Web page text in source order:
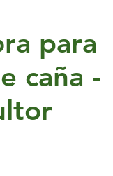
para
caña -